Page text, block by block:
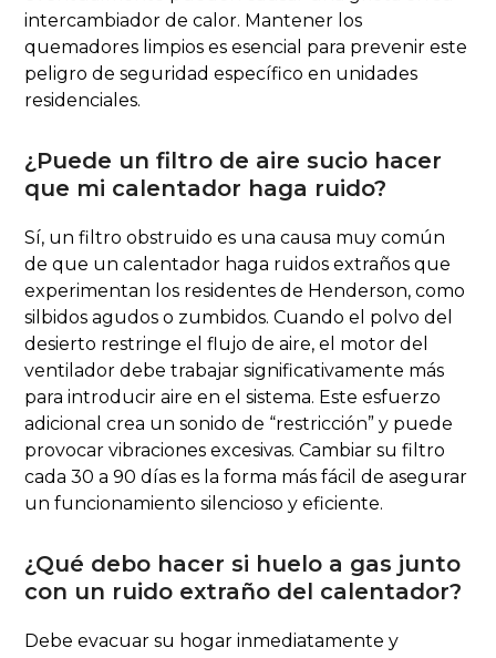
intercambiador de calor. Mantener los
quemadores limpios es esencial para prevenir este
peligro de seguridad específico en unidades
residenciales.
¿Puede un filtro de aire sucio hacer
que mi calentador haga ruido?
Sí, un filtro obstruido es una causa muy común
de que un calentador haga ruidos extraños que
experimentan los residentes de Henderson, como
silbidos agudos o zumbidos. Cuando el polvo del
desierto restringe el flujo de aire, el motor del
ventilador debe trabajar significativamente más
para introducir aire en el sistema. Este esfuerzo
adicional crea un sonido de “restricción” y puede
provocar vibraciones excesivas. Cambiar su filtro
cada 30 a 90 días es la forma más fácil de asegurar
un funcionamiento silencioso y eficiente.
¿Qué debo hacer si huelo a gas junto
con un ruido extraño del calentador?
Debe evacuar su hogar inmediatamente y